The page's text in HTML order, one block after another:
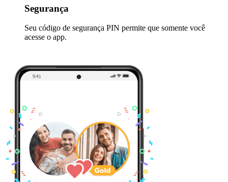
Segurança
Seu código de segurança PIN permite que somente você
acesse o app.